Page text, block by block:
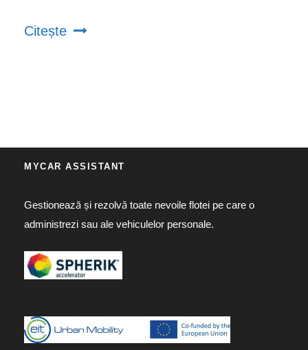
Citește
MYCAR ASSISTANT
Gestionează și rezolvă toate nevoile flotei pe care o
administrezi sau ale vehiculelor personale.